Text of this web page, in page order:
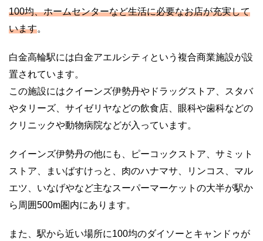
100均、ホームセンターなど生活に必要なお店が充実して
います。
白金高輪駅には白金アエルシティという複合商業施設が設
置されています。
この施設にはクイーンズ伊勢丹やドラッグストア、スタバ
やタリーズ、サイゼリヤなどの飲食店、眼科や歯科などの
クリニックや動物病院などが入っています。
クイーンズ伊勢丹の他にも、ピーコックストア、サミット
ストア、まいばすけっと、肉のハナマサ、リンコス、マル
エツ、いなげやなど主なスーパーマーケットの大半が駅か
ら周囲500m圏内にあります。
また、駅から近い場所に100均のダイソーとキャンドゥが